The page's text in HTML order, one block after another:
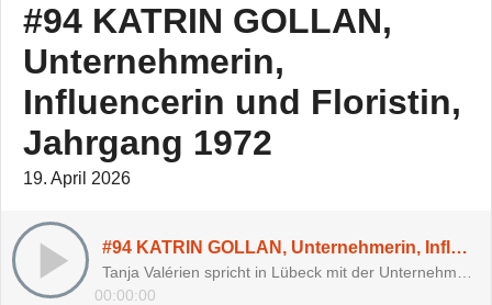
#94 KATRIN GOLLAN,
Unternehmerin,
Influencerin und Floristin,
Jahrgang 1972
19. April 2026
#94 KATRIN GOLLAN, Unternehmerin, Influencerin und Floristin, Jahrgang 1972
00:00:00